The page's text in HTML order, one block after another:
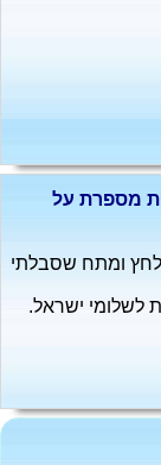
מספרת על
ומתח שסבלתי
לשלומי ישראל.